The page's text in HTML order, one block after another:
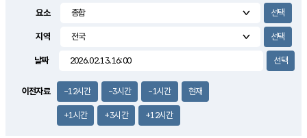
1.1m/s
요소
지역
날짜
이전자료 -12시간 -3시간 -1시간 현재
+1시간 +3시간 +12시간